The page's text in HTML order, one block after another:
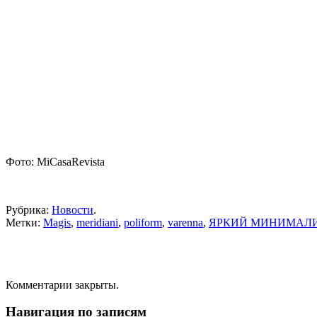
Фото: MiCasaRevista
Рубрика: Новости.
Метки: Magis, meridiani, poliform, varenna, ЯРКИЙ
Комментарии закрыты.
Навигация по записям